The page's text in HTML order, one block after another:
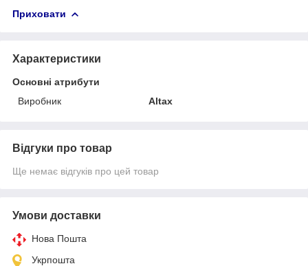
Приховати
Характеристики
Основні атрибути
Виробник
Altax
Відгуки про товар
Ще немає відгуків про цей товар
Умови доставки
Нова Пошта
Укрпошта